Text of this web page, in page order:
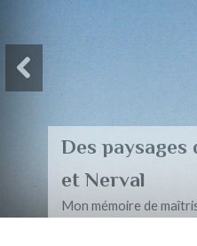
Des paysages
et Nerval
Mon mémoire de